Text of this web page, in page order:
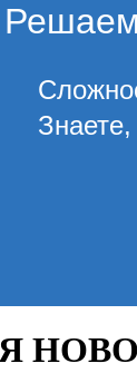
городом